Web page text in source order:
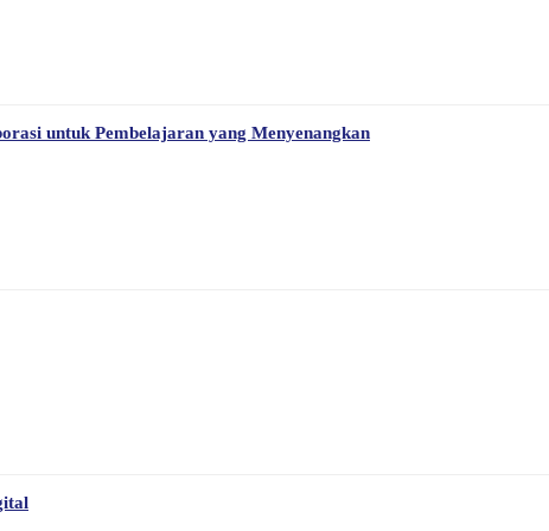
untuk Pembelajaran yang Menyenangkan